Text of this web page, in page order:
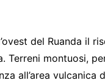
del Ruanda il
Terreni montuosi,
all’area vulcanica